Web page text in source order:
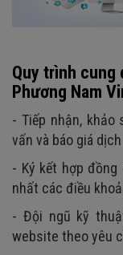
Quy trình cung
Phương Nam
- Tiếp nhận,
vấn và báo giá
- Ký kết hợp
nhất các điều
- Đội ngũ kỹ
website theo yêu